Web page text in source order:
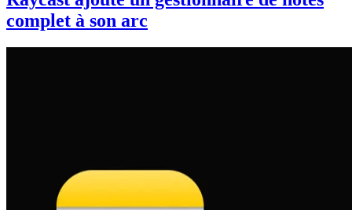
complet à son arc